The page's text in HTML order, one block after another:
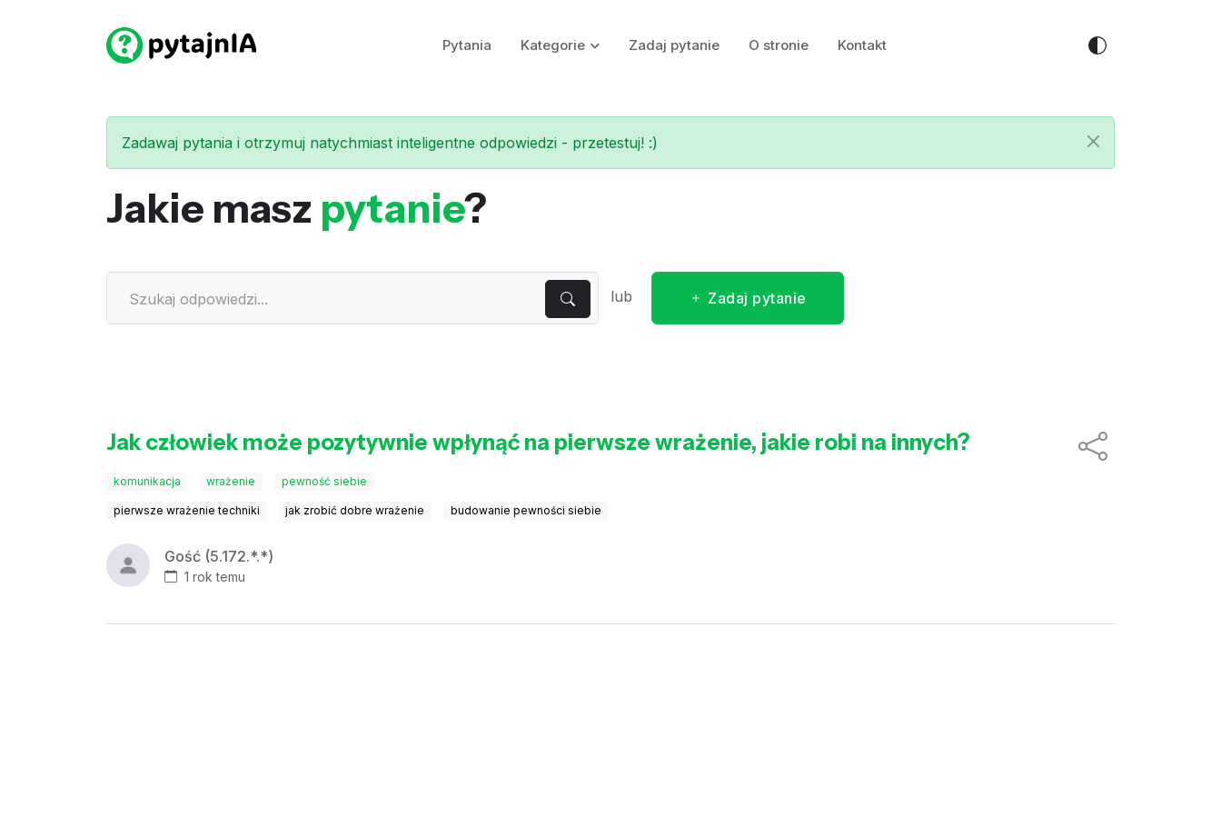
Pytania Kategorie Zadaj pytanie O stronie Kontakt
Zadawaj pytania i otrzymuj natychmiast inteligentne odpowiedzi - przetestuj! :)
Jakie masz pytanie?
lub Zadaj pytanie
Jak człowiek może pozytywnie wpłynąć na pierwsze wrażenie, jakie robi na innych?
komunikacja wrażenie pewność siebie
pierwsze wrażenie techniki jak zrobić dobre wrażenie budowanie pewności siebie
Gość (5.172.*.*)
1 rok temu